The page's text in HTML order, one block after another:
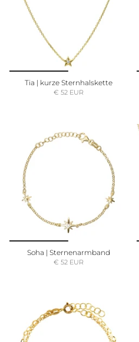
Tia | kurze Sternhalskette
€ 52 EUR
Soha | Sternenarmband
€ 52 EUR